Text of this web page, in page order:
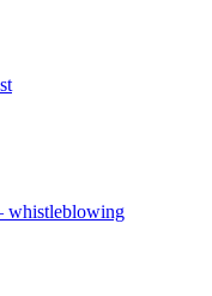
whistleblowing